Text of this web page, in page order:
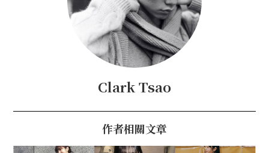
Clark Tsao
作者相關文章